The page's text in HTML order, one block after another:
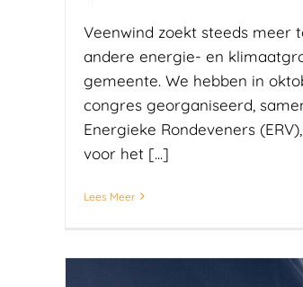
Veenwind zoekt steeds meer
andere energie- en
gemeente. We hebben in
congres georganiseerd,
Energieke Rondeveners
voor het [...]
Lees Meer